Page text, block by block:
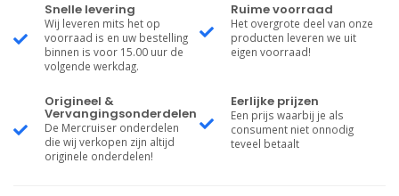
Snelle levering
Wij leveren mits het op
voorraad is en uw bestelling
binnen is voor 15.00 uur de
volgende werkdag.
Ruime voorraad
Het overgrote deel van onze
producten leveren we uit
eigen voorraad!
Origineel &
Vervangingsonderdelen
De Mercruiser onderdelen
die wij verkopen zijn altijd
originele onderdelen!
Eerlijke prijzen
Een prijs waarbij je als
consument niet onnodig
teveel betaalt